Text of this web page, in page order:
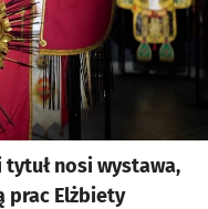
tytuł nosi wystawa,
prac Elżbiety